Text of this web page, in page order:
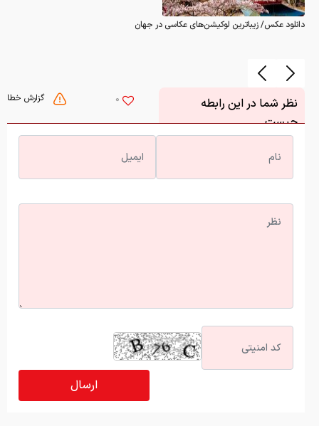
دانلود عکس/ زیباترین لوکیشن‌های عکاسی در جهان
گزارش خطا 0
نظر شما در این رابطه
چیست